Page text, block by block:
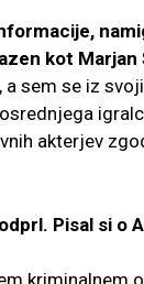
kot
sem se iz
akterjev
Pisal si o